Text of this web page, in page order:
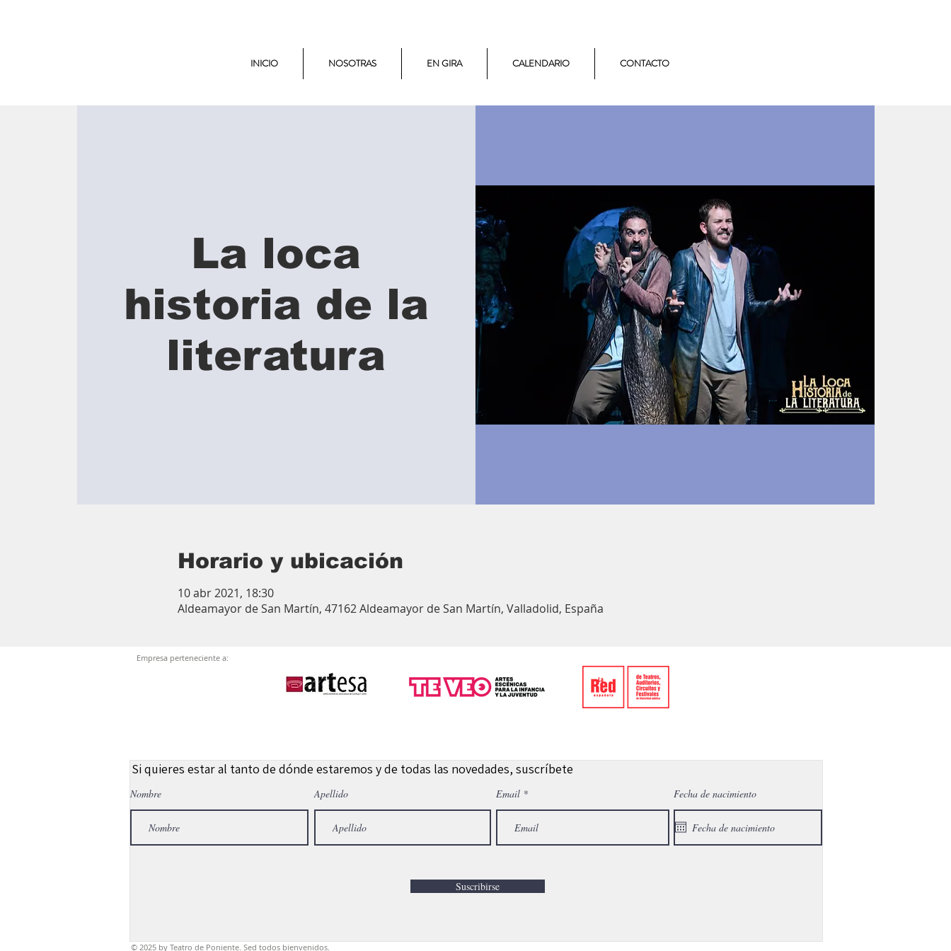
La loca
historia de la
literatura
Horario y ubicación
10 abr 2021, 18:30
Aldeamayor de San Martín, 47162 Aldeamayor de San Martín, Valladolid, España
INICIO NOSOTRAS EN GIRA CALENDARIO CONTACTO
Empresa perteneciente a:
Si quieres estar al tanto de dónde estaremos y de todas las novedades, suscríbete
Nombre Apellido Email Fecha de nacimiento
Suscribirse
© 2025 by Teatro de Poniente. Sed todos bienvenidos.